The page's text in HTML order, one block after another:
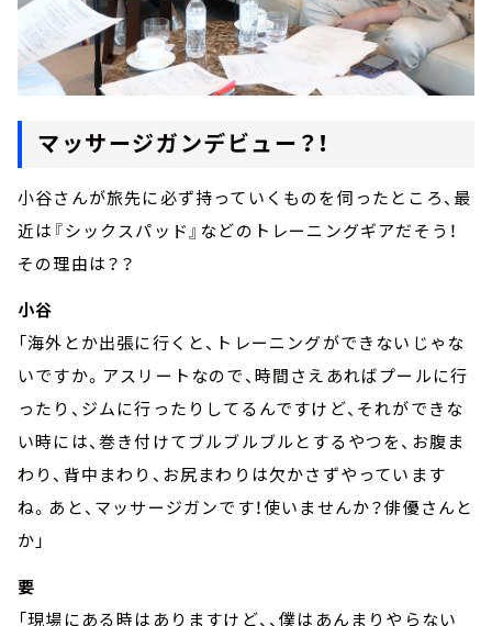
マッサージガンデビュー？！
小谷さんが旅先に必ず持っていくものを伺ったところ、最
近は『シックスパッド』などのトレーニングギアだそう！
その理由は？？
小谷
「海外とか出張に行くと、トレーニングができないじゃな
いですか。アスリートなので、時間さえあればプールに行
ったり、ジムに行ったりしてるんですけど、それができな
い時には、巻き付けてブルブルブルとするやつを、お腹ま
わり、背中まわり、お尻まわりは欠かさずやっています
ね。あと、マッサージガンです！使いませんか？俳優さんと
か」
要
「現場にある時はありますけど、、僕はあんまりやらない